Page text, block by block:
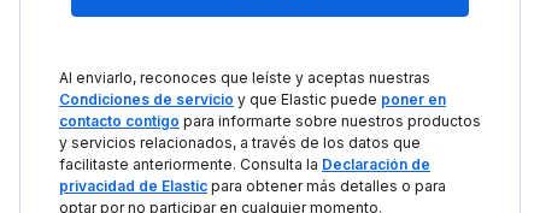
Al enviarlo, reconoces que leíste y aceptas nuestras
Condiciones de servicio y que Elastic puede poner en
contacto contigo para informarte sobre nuestros productos
y servicios relacionados, a través de los datos que
facilitaste anteriormente. Consulta la Declaración de
privacidad de Elastic para obtener más detalles o para
optar por no participar en cualquier momento.